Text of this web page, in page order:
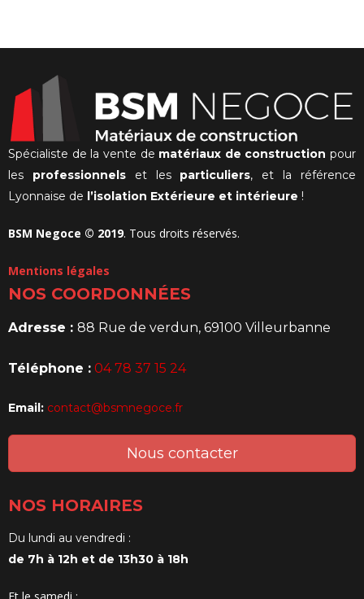
3
est :
Spécialiste de la vente de matériaux de construction pour
les professionnelset les particuliers, et la référence
Lyonnaise de l’isolation Extérieure et intérieure !
BSM Negoce © 2019. Tous droits réservés.
Mentions légales
NOS COORDONNÉES
Adresse : 88 Rue de verdun, 69100 Villeurbanne
Téléphone : 04 78 37 15 24
Email: contact@bsmnegoce.fr
Nous contacter
NOS HORAIRES
Du lundi au vendredi :
de 7h à 12h et de 13h30 à 18h